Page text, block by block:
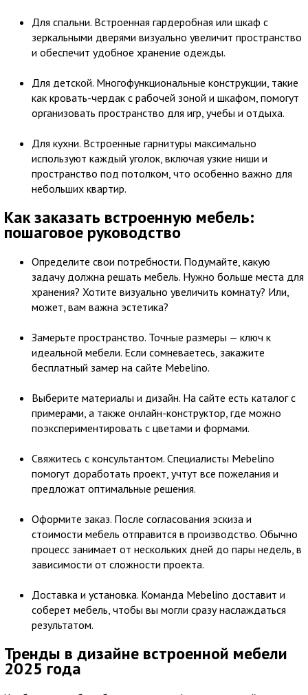
Для спальни. Встроенная гардеробная или шкаф с
зеркальными дверями визуально увеличит пространство
и обеспечит удобное хранение одежды.
Для детской. Многофункциональные конструкции, такие
как кровать-чердак с рабочей зоной и шкафом, помогут
организовать пространство для игр, учебы и отдыха.
Для кухни. Встроенные гарнитуры максимально
используют каждый уголок, включая узкие ниши и
пространство под потолком, что особенно важно для
небольших квартир.
Как заказать встроенную мебель:
пошаговое руководство
Определите свои потребности. Подумайте, какую
задачу должна решать мебель. Нужно больше места для
хранения? Хотите визуально увеличить комнату? Или,
может, вам важна эстетика?
Замерьте пространство. Точные размеры — ключ к
идеальной мебели. Если сомневаетесь, закажите
бесплатный замер на сайте Mebelino.
Выберите материалы и дизайн. На сайте есть каталог с
примерами, а также онлайн-конструктор, где можно
поэкспериментировать с цветами и формами.
Свяжитесь с консультантом. Специалисты Mebelino
помогут доработать проект, учтут все пожелания и
предложат оптимальные решения.
Оформите заказ. После согласования эскиза и
стоимости мебель отправится в производство. Обычно
процесс занимает от нескольких дней до пары недель, в
зависимости от сложности проекта.
Доставка и установка. Команда Mebelino доставит и
соберет мебель, чтобы вы могли сразу наслаждаться
результатом.
Тренды в дизайне встроенной мебели
2025 года